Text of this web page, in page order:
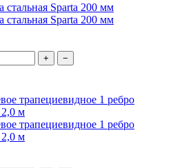
стальная Sparta 200 мм
стальная Sparta 200 мм
+
−
трапециевидное 1 ребро
2,0 м
трапециевидное 1 ребро
2,0 м